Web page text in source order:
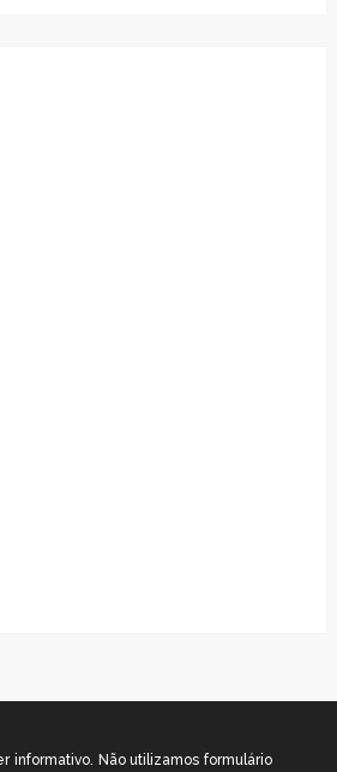
informativo. Não utilizamos formulário